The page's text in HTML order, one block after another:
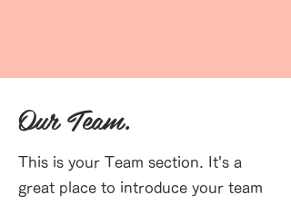
Our Team.
This is your Team section. It's a
great place to introduce your team